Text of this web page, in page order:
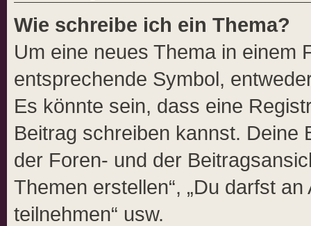
Wie schreibe ich ein Thema?
Um eine neues Thema in einem
entsprechende Symbol,
Es könnte sein, dass eine
Beitrag schreiben kannst. Deine
der Foren- und der
Themen erstellen“, „Du darfst
teilnehmen“ usw.